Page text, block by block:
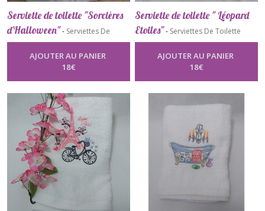
Serviette de toilette "Sorcières
d'Halloween"- Serviettes De
Toilette
AJOUTER AU PANIER
18€
Serviette de toilette " Léopard
Etoiles"- Serviettes De Toilette
AJOUTER AU PANIER
18€